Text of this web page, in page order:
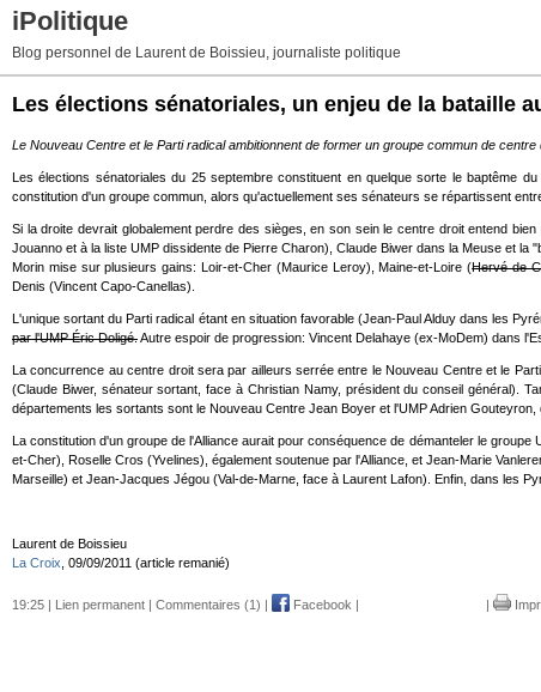
iPolitique
Blog personnel de Laurent de Boissieu, journaliste politique
Les élections sénatoriales, un enjeu de la bataille
Le Nouveau Centre et le Parti radical ambitionnent de former un groupe commun de
Les élections sénatoriales du 25 septembre constituent en quelque sorte le baptême
constitution d'un groupe commun, alors qu'actuellement ses sénateurs se répartissent
Si la droite devrait globalement perdre des sièges, en son sein le centre droit entend
Jouanno et à la liste UMP dissidente de Pierre Charon), Claude Biwer dans la Meuse et
Morin mise sur plusieurs gains: Loir-et-Cher (Maurice Leroy), Maine-et-Loire (Hervé de
Denis (Vincent Capo-Canellas).
L'unique sortant du Parti radical étant en situation favorable (Jean-Paul Alduy dans les
par l'UMP Éric Doligé.Autre espoir de progression: Vincent Delahaye (ex-MoDem) dans
La concurrence au centre droit sera par ailleurs serrée entre le Nouveau Centre et le
(Claude Biwer, sénateur sortant, face à Christian Namy, président du conseil général).
départements les sortants sont le Nouveau Centre Jean Boyer et l'UMP Adrien Gouteyron,
La constitution d'un groupe de l'Alliance aurait pour conséquence de démanteler le
et-Cher), Roselle Cros (Yvelines), également soutenue par l'Alliance, et Jean-Marie
Marseille) et Jean-Jacques Jégou (Val-de-Marne, face à Laurent Lafon). Enfin, dans les
Laurent de Boissieu
La Croix , 09/09/2011 (article remanié)
19:25 | Lien permanent | Commentaires (1) | Facebook | |